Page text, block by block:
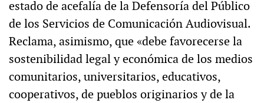
estado de acefalía de la Defensoría del Público
de los Servicios de Comunicación Audiovisual.
Reclama, asimismo, que «debe favorecerse la
sostenibilidad legal y económica de los medios
comunitarios, universitarios, educativos,
cooperativos, de pueblos originarios y de la